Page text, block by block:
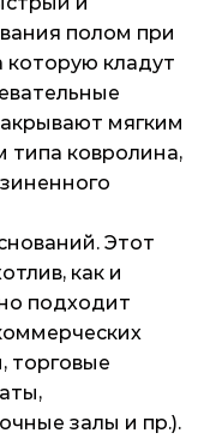
полом при
кладут
мягким
ковролина,
Этот
как и
подходит
торговые
залы и пр.).